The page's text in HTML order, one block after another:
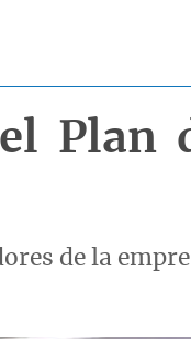
Plan
de la